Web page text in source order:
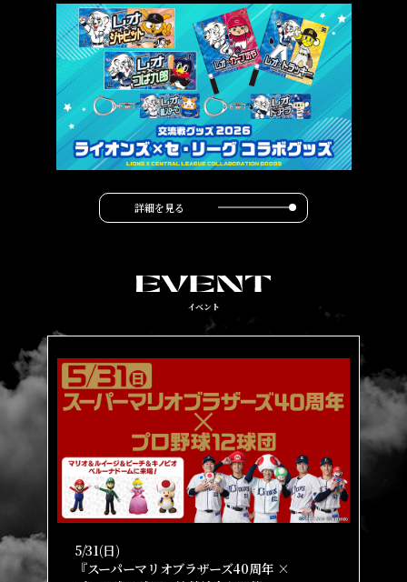
詳細を見る
イベント
5/31(日)
『スーパーマリオブラザーズ40周年 ×